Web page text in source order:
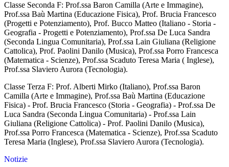
Classe Seconda F: Prof.ssa Baron Camilla (Arte e Immagine),
Prof.ssa Baù Martina (Educazione Fisica), Prof. Brucia Francesco
(Progetti e Potenziamento), Prof. Bucco Matteo (Italiano - Storia -
Geografia - Progetti e Potenziamento), Prof.ssa De Luca Sandra
(Seconda Lingua Comunitaria), Prof.ssa Lain Giuliana (Religione
Cattolica), Prof. Paolini Danilo (Musica), Prof.ssa Porro Francesca
(Matematica - Scienze), Prof.ssa Scaduto Teresa Maria ( Inglese),
Prof.ssa Slaviero Aurora (Tecnologia).
Classe Terza F: Prof. Alberti Mirko (Italiano), Prof.ssa Baron
Camilla (Arte e Immagine), Prof.ssa Baù Martina (Educazione
Fisica) - Prof. Brucia Francesco (Storia - Geografia) - Prof.ssa De
Luca Sandra (Seconda Lingua Comunitaria) - Prof.ssa Lain
Giuliana (Religione Cattolica) - Prof. Paolini Danilo (Musica),
Prof.ssa Porro Francesca (Matematica - Scienze), Prof.ssa Scaduto
Teresa Maria (Inglese), Prof.ssa Slaviero Aurora (Tecnologia).
Notizie